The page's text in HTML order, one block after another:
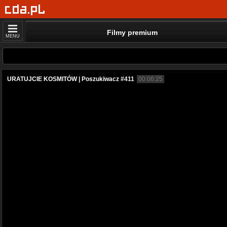
MENU Filmy premium
URATUJCIE KOSMITÓW | Poszukiwacz #411 00:06:25